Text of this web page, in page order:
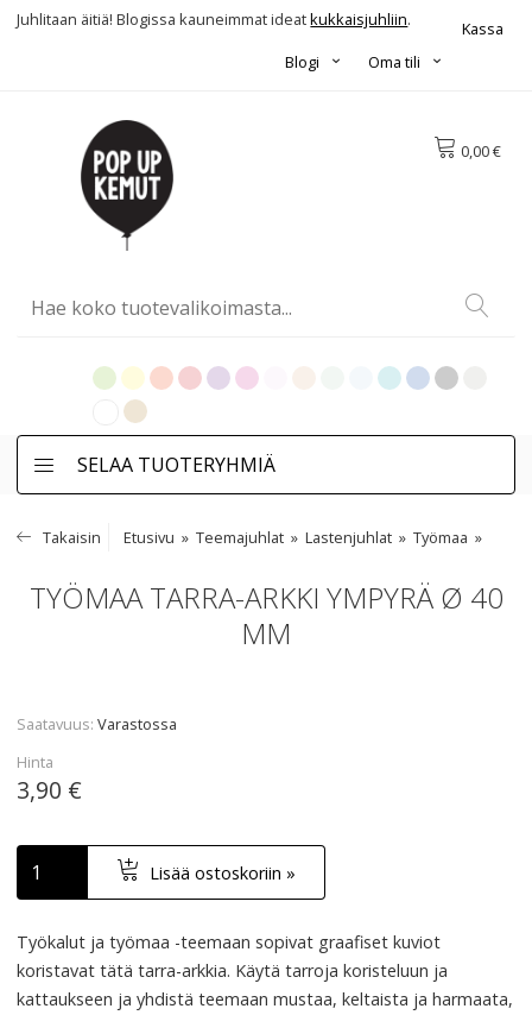
Juhlitaan äitiä! Blogissa kauneimmat ideatkukkaisjuhliin.
Kassa
Oma tili
Blogi
0,00 €
SELAA TUOTERYHMIÄ
Takaisin Etusivu Teemajuhlat Lastenjuhlat Työmaa
TYÖMAA TARRA-ARKKI YMPYRÄ Ø 40
MM
Saatavuus Varastossa
Hinta
3,90 €
Lisää ostoskoriin »
Työkalut ja työmaa -teemaan sopivat graafiset kuviot
koristavat tätä tarra-arkkia. Käytä tarroja koristeluun ja
kattaukseen ja yhdistä teemaan mustaa, keltaista ja harmaata,